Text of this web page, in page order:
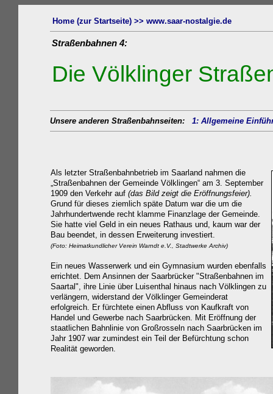
Home (zur Startseite) >> www.saar-nostalgie.de
Straßenbahnen4:
Die Völklinger
Unsere anderen Straßenbahnseiten: 1: Allgemeine
Als letzter Straßenbahnbetrieb im Saarland nahmen die
„Straßenbahnen der Gemeinde Völklingen“ am 3. September
1909 den Verkehr auf (das Bild zeigt die Eröffnungsfeier).
Grund für dieses ziemlich späte Datum war die um die
Jahrhundertwende recht klamme Finanzlage der Gemeinde.
Sie hatte viel Geld in ein neues Rathaus und, kaum war der
Bau beendet, in dessen Erweiterung investiert.
(Foto: Heimatkundlicher Verein Warndt e.V., Stadtwerke Archiv)
Ein neues Wasserwerk und ein Gymnasium wurden ebenfalls
errichtet. Dem Ansinnen der Saarbrücker "Straßenbahnen im
Saartal", ihre Linie über Luisenthal hinaus nach Völklingen zu
verlängern, widerstand der Völklinger Gemeinderat
erfolgreich. Er fürchtete einen Abfluss von Kaufkraft von
Handel und Gewerbe nach Saarbrücken. Mit Eröffnung der
staatlichen Bahnlinie von Großrosseln nach Saarbrücken im
Jahr 1907 war zumindest ein Teil der Befürchtung schon
Realität geworden.